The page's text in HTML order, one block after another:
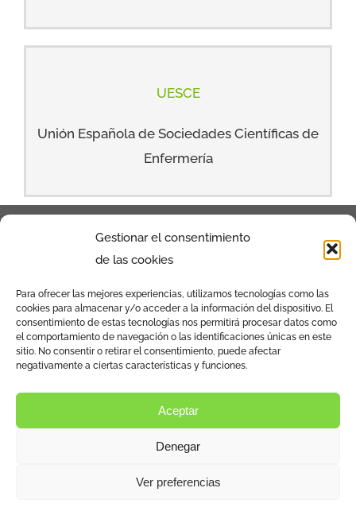
Gestionar el consentimiento
de las cookies
Para ofrecer las mejores experiencias, utilizamos tecnologías como las
cookies para almacenar y/o acceder a la información del dispositivo. El
consentimiento de estas tecnologías nos permitirá procesar datos como
el comportamiento de navegación o las identificaciones únicas en este
sitio. No consentir o retirar el consentimiento, puede afectar
negativamente a ciertas características y funciones.
Aceptar
Denegar
Ver preferencias
UESCE
Unión Española de Sociedades Científicas de
Enfermería
Calle de la Povedilla Nº13 Bajo Izq. 28009 –
Madrid
Aviso Legal y política de privacidad
Política de cookies (UE)